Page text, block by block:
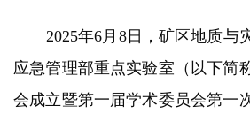
2025年6月8日，矿区地质与
应急管理部重点实验室（以下简
会成立暨第一届学术委员会第一